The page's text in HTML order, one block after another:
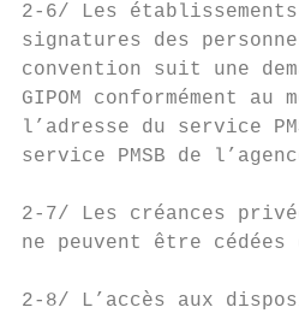
2-6/ Les
signatures des
convention suit une
GIPOM conformément
l’adresse du service
service PMSB de
2-7/ Les créances
ne peuvent être
2-8/ L’accès aux